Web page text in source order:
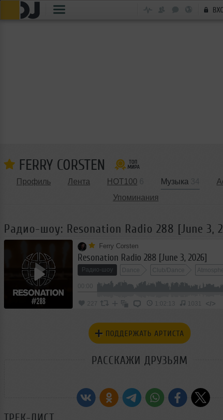
FERRY CORSTEN
Профиль Лента HOT100 Музыка
Упоминания
Радио-шоу: Resonation Radio 288 [June 3,
Ferry Corsten
Resonation Radio 288 [June 3, 2026]
Радио-шоу Dance Club/Dance
227 1:02:13 1031 </>
ПОДДЕРЖАТЬ АРТИСТА
РАССКАЖИ ДРУЗЬЯМ